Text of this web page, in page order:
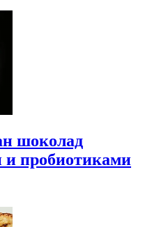
шоколад
и пробиотиками